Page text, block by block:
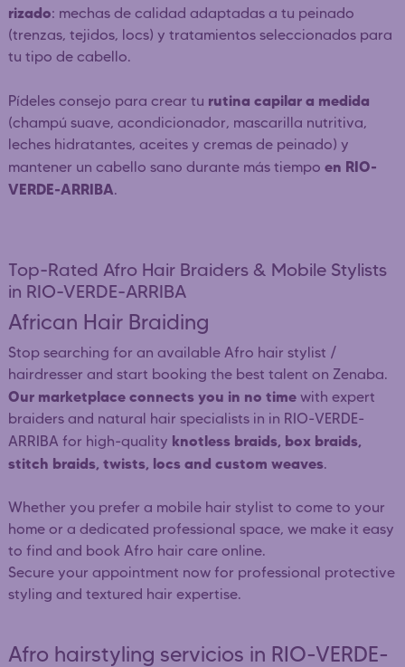
rizado: mechas de calidad adaptadas a tu peinado
(trenzas, tejidos, locs) y tratamientos seleccionados para
tu tipo de cabello.
Pídeles consejo para crear tu rutina capilar a medida
(champú suave, acondicionador, mascarilla nutritiva,
leches hidratantes, aceites y cremas de peinado) y
mantener un cabello sano durante más tiempo en RIO-
VERDE-ARRIBA.
Top-Rated Afro Hair Braiders & Mobile Stylists
in RIO-VERDE-ARRIBA
African Hair Braiding
Stop searching for an available Afro hair stylist /
hairdresser and start booking the best talent on Zenaba.
Our marketplace connects you in no time with expert
braiders and natural hair specialists in in RIO-VERDE-
ARRIBA for high-quality knotless braids, box braids,
stitch braids, twists, locs and custom weaves.
Whether you prefer a mobile hair stylist to come to your
home or a dedicated professional space, we make it easy
to find and book Afro hair care online.
Secure your appointment now for professional protective
styling and textured hair expertise.
Afro hairstyling servicios in RIO-VERDE-